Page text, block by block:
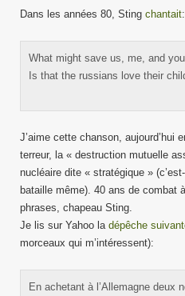
Dans les années 80, Sting chantait:
What might save us, me, and you
Is that the russians love their
J’aime cette chanson, aujourd’hui
terreur, la « destruction mutuelle
nucléaire dite « stratégique »
bataille même). 40 ans de combat
phrases, chapeau Sting.
Je lis sur Yahoo la dépêche
morceaux qui m’intéressent):
En achetant à l’Allemagne deux